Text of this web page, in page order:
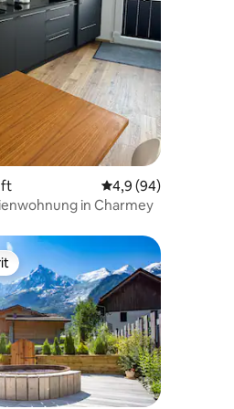
von 5, 272 Bewertungen
Durchschnittliche
4,9 (94)
in Charmey
Favorit.